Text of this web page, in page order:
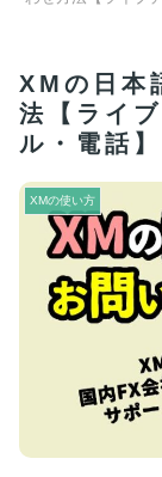
XMの日本
法【ライ
ル・電話】
XMの使い方